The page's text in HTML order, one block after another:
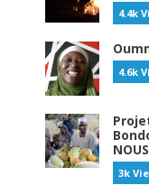
4.4k
4.6k
3k